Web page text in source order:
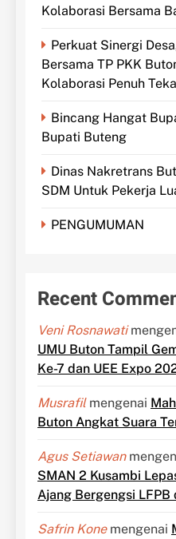
Kolaborasi Bersama
Perkuat Sinergi
Bersama TP PKK
Kolaborasi Penuh
Bincang Hangat
Bupati Buteng
Dinas Nakretrans
SDM Untuk Pekerja
PENGUMUMAN
Recent
Veni Rosnawati
UMU Buton Tampil
Ke-7 dan UEE Expo
Musrafilmengenai
Buton Angkat Suara
Agus Setiawan
SMAN 2 Kusambi
Ajang Bergengsi LFPB
Safrin Konemengenai